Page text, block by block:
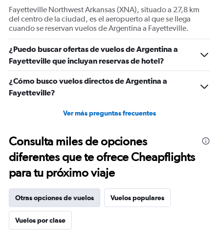
Fayetteville Northwest Arkansas (XNA), situado a 27,8 km
del centro de la ciudad, es el aeropuerto al que se llega
cuando se reservan vuelos de Argentina a Fayetteville.
¿Puedo buscar ofertas de vuelos de Argentina a
Fayetteville que incluyan reservas de hotel?
¿Cómo busco vuelos directos de Argentina a
Fayetteville?
Ver más preguntas frecuentes
Consulta miles de opciones
diferentes que te ofrece Cheapflights
para tu próximo viaje
Otras opciones de vuelos Vuelos populares
Vuelos por clase